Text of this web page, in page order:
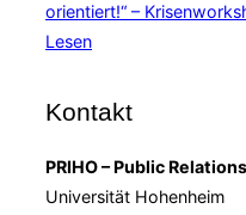
orientiert!“ –
Lesen
Kontakt
PRIHO – Public
Universität Hohenheim